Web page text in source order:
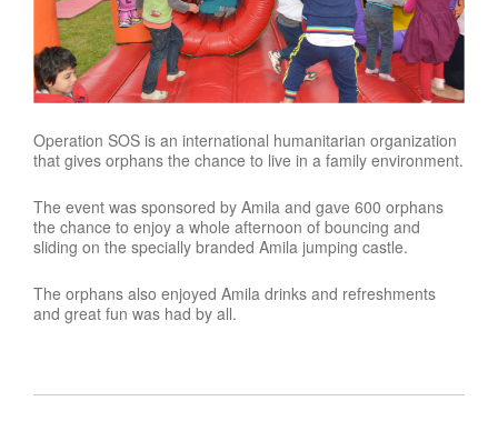
Operation SOS is an international humanitarian organization
that gives orphans the chance to live in a family environment.
The event was sponsored by Amila and gave 600 orphans
the chance to enjoy a whole afternoon of bouncing and
sliding on the specially branded Amila jumping castle.
The orphans also enjoyed Amila drinks and refreshments
and great fun was had by all.